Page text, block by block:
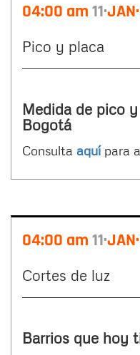
04:00 am 11 JAN
Pico y placa
Medida de pico
Bogotá
Consulta aquí para
04:00 am 11 JAN
Cortes de luz
Barrios que hoy